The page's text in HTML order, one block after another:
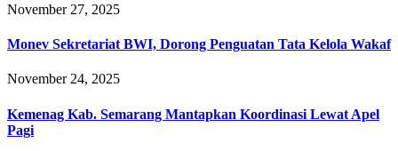
November 27, 2025
Monev Sekretariat BWI, Dorong Penguatan Tata Kelola Wakaf
November 24, 2025
Kemenag Kab. Semarang Mantapkan Koordinasi Lewat Apel
Pagi